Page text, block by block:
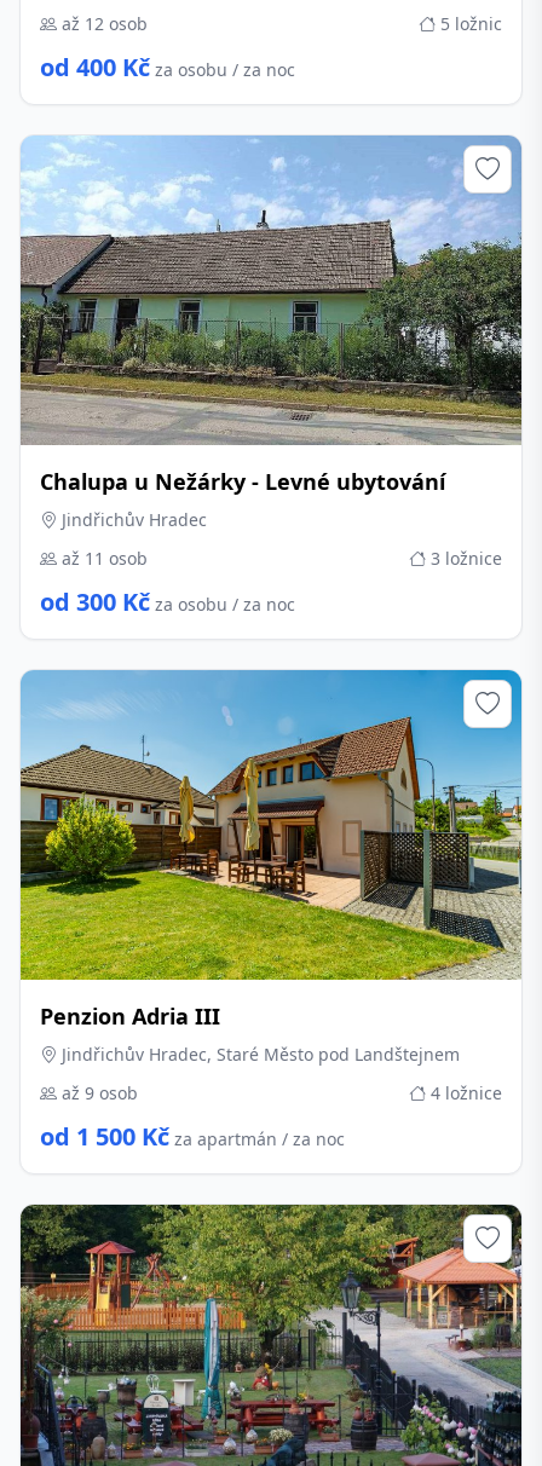
až 12 osob
5 ložnic
od 400 Kč za osobu / za noc
Chalupa u Nežárky - Levné ubytování
Jindřichův Hradec
až 11 osob
3 ložnice
od 300 Kč za osobu / za noc
Penzion Adria III
Jindřichův Hradec, Staré Město pod Landštejnem
až 9 osob
4 ložnice
od 1 500 Kč za apartmán / za noc